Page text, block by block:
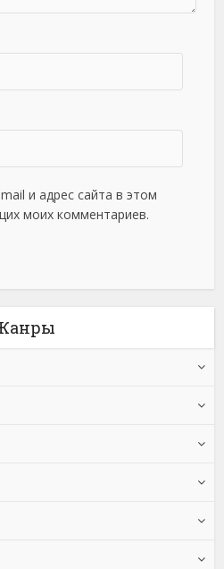
и адрес сайта в этом
моих комментариев.
аудит